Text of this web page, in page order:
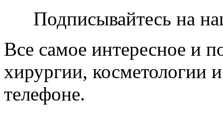
Подписывайтесь на
Все самое интересное и
хирургии, косметологии
телефоне.